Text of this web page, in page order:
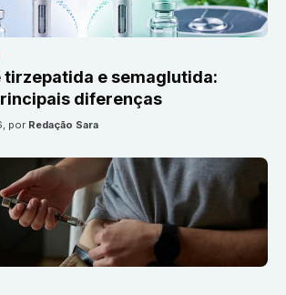
tirzepatida e semaglutida:
diferenças
, por Redação Sara